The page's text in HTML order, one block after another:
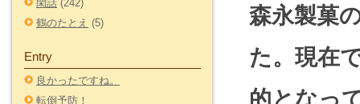
閑話 (242)
鶴のたとえ (5)
Entry
良かったですね。
転倒予防！
森永製菓
た。現在
的となっ